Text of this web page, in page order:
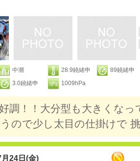
中潮 28.9鐃緒申
89鐃緒申
3.0鐃緒申 1009hPa
調！！大分型も大きくな
ので少し太目の仕掛けで
24日(金)